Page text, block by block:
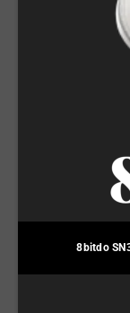
8bitdo